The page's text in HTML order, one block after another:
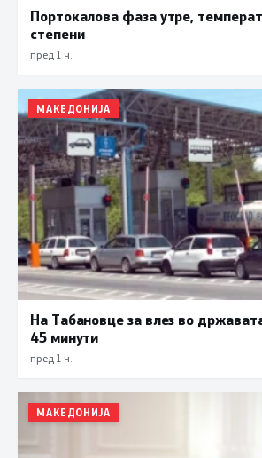
Портокалова фаза утре,
степени
пред 1 ч.
МАКЕДОНИЈА
На Табановце за влез во
45 минути
пред 1 ч.
МАКЕДОНИЈА